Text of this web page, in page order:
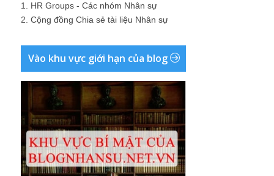
1. HR Groups - Các nhóm Nhân sự
2. Cộng đồng Chia sẻ tài liệu Nhân sự
Vào khu vực giới hạn của blog